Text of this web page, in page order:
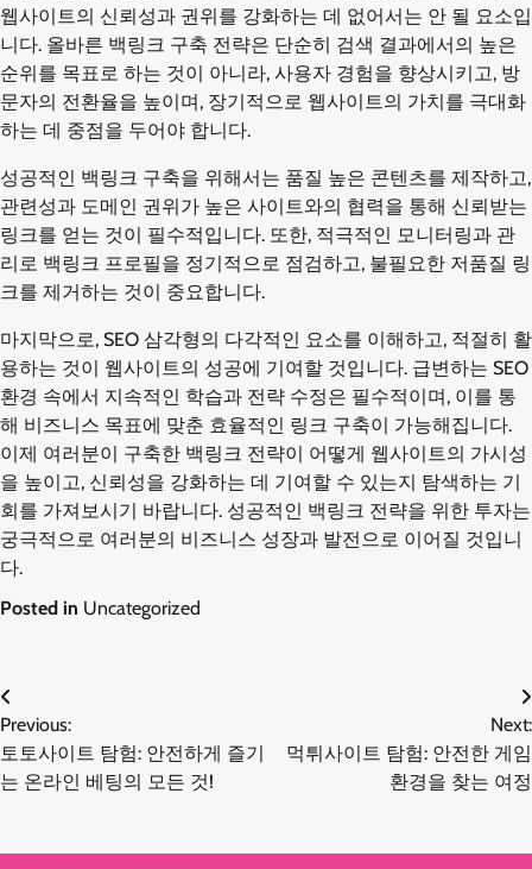
웹사이트의 신뢰성과 권위를 강화하는 데 없어서는 안 될 요소입
니다. 올바른 백링크 구축 전략은 단순히 검색 결과에서의 높은
순위를 목표로 하는 것이 아니라, 사용자 경험을 향상시키고, 방
문자의 전환율을 높이며, 장기적으로 웹사이트의 가치를 극대화
하는 데 중점을 두어야 합니다.
성공적인 백링크 구축을 위해서는 품질 높은 콘텐츠를 제작하고,
관련성과 도메인 권위가 높은 사이트와의 협력을 통해 신뢰받는
링크를 얻는 것이 필수적입니다. 또한, 적극적인 모니터링과 관
리로 백링크 프로필을 정기적으로 점검하고, 불필요한 저품질 링
크를 제거하는 것이 중요합니다.
마지막으로, SEO 삼각형의 다각적인 요소를 이해하고, 적절히 활
용하는 것이 웹사이트의 성공에 기여할 것입니다. 급변하는 SEO
환경 속에서 지속적인 학습과 전략 수정은 필수적이며, 이를 통
해 비즈니스 목표에 맞춘 효율적인 링크 구축이 가능해집니다.
이제 여러분이 구축한 백링크 전략이 어떻게 웹사이트의 가시성
을 높이고, 신뢰성을 강화하는 데 기여할 수 있는지 탐색하는 기
회를 가져보시기 바랍니다. 성공적인 백링크 전략을 위한 투자는
궁극적으로 여러분의 비즈니스 성장과 발전으로 이어질 것입니
다.
Posted in Uncategorized
글
탐
Previous:
토토사이트 탐험: 안전하게 즐기
는 온라인 베팅의 모든 것!
Next:
먹튀사이트 탐험: 안전한 게임
환경을 찾는 여정